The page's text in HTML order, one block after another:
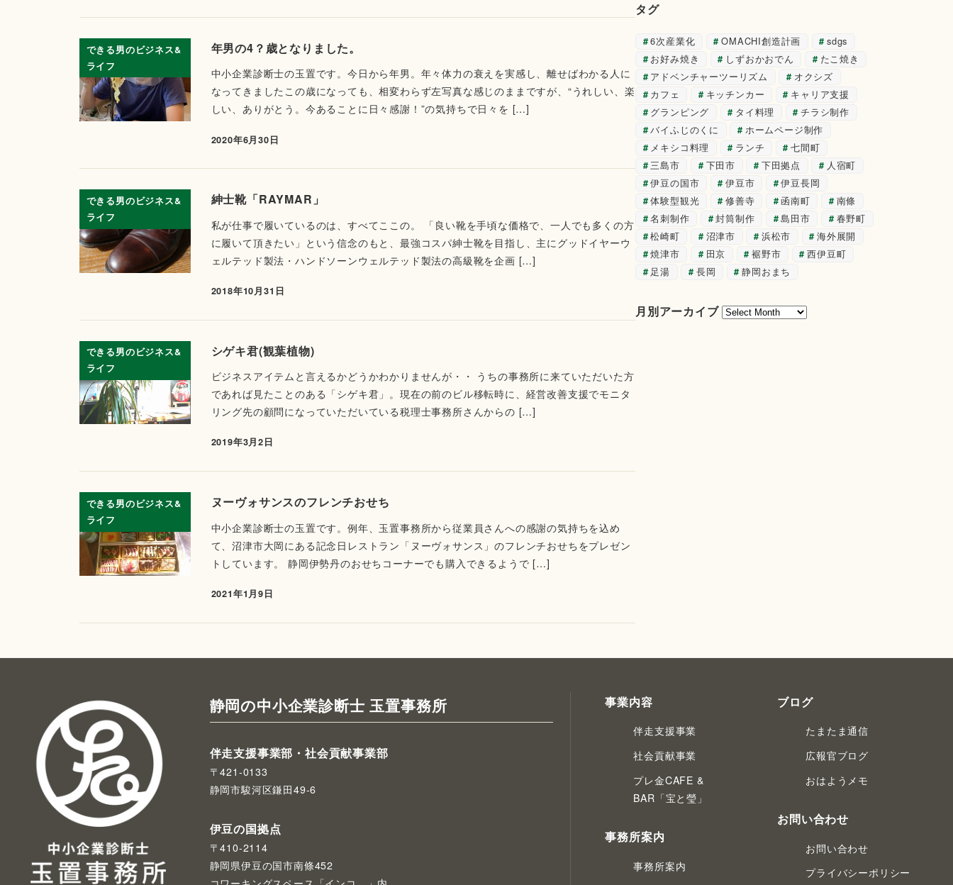
できる男のビジネス&
ライフ
年男の4？歳となりました。
中小企業診断士の玉置です。今日から年男。年々体力の衰えを実感し、離せばわかる人に
なってきましたこの歳になっても、相変わらず左写真な感じのままですが、“うれしい、楽
しい、ありがとう。今あることに日々感謝！”の気持ちで日々を […]
2020年6月30日
できる男のビジネス&
ライフ
紳士靴「RAYMAR」
私が仕事で履いているのは、すべてここの。 「良い靴を手頃な価格で、一人でも多くの方
に履いて頂きたい」という信念のもと、最強コスパ紳士靴を目指し、主にグッドイヤーウ
ェルテッド製法・ハンドソーンウェルテッド製法の高級靴を企画 […]
2018年10月31日
できる男のビジネス&
ライフ
シゲキ君(観葉植物)
ビジネスアイテムと言えるかどうかわかりませんが・・ うちの事務所に来ていただいた方
であれば見たことのある「シゲキ君」。現在の前のビル移転時に、経営改善支援でモニタ
リング先の顧問になっていただいている税理士事務所さんからの […]
2019年3月2日
できる男のビジネス&
ライフ
ヌーヴォサンスのフレンチおせち
中小企業診断士の玉置です。例年、玉置事務所から従業員さんへの感謝の気持ちを込め
て、沼津市大岡にある記念日レストラン「ヌーヴォサンス」のフレンチおせちをプレゼン
トしています。 静岡伊勢丹のおせちコーナーでも購入できるようで […]
2021年1月9日
タグ
6次産業化 OMACHI創造計画
sdgs
お好み焼き
しずおかおでん
たこ焼き
アドベンチャーツーリズム
オクシズ
カフェ
キッチンカー
キャリア支援
グランピング
タイ料理
チラシ制作
バイふじのくに
ホームページ制作
メキシコ料理
ランチ
七間町
三島市
下田市 下田拠点
人宿町
伊豆の国市
伊豆市
伊豆長岡
体験型観光
修善寺 函南町
南條
名刺制作
封筒制作 島田市
春野町
松崎町
沼津市 浜松市
海外展開
焼津市
田京 裾野市
西伊豆町
足湯
長岡 静岡おまち
月別アーカイブ 月
静岡の中小企業診断士 玉置事務所
伴走支援事業部・社会貢献事業部
〒421-0133
静岡市駿河区鎌田49-6
伊豆の国拠点
〒410-2114
静岡県伊豆の国市南條452
事業内容
伴走支援事業
社会貢献事業
プレ金CAFE &
BAR「宝と瑩」
事務所案内
事務所案内
ブログ
たまたま通信
広報官ブログ
おはようメモ
お問い合わせ
お問い合わせ
プライバシーポリシー